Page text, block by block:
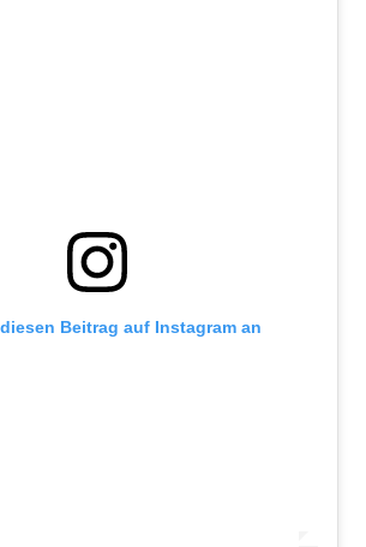
Beitrag auf Instagram an